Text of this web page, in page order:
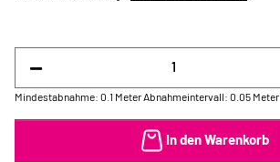
Mindestabnahme: 0.1 Meter Abnahmeintervall: 0.05 Meter
In den Warenkorb